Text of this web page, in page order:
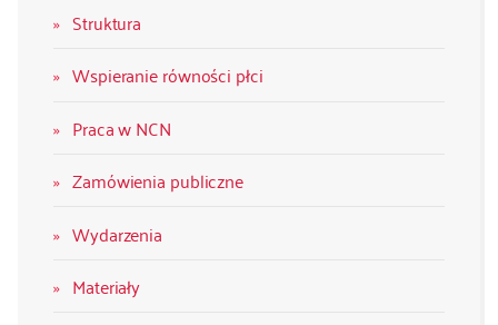
Struktura
Wspieranie równości płci
Praca w NCN
Zamówienia publiczne
Wydarzenia
Materiały